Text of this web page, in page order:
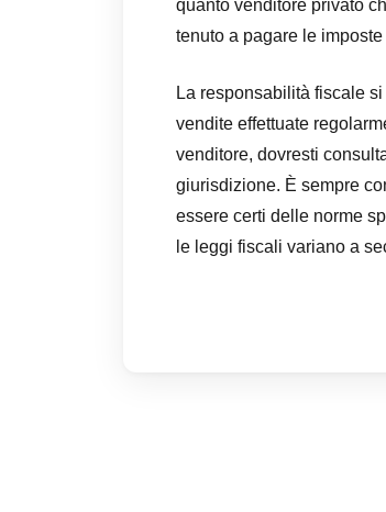
quanto venditore privato
tenuto a pagare le
La responsabilità fiscale
vendite effettuate
venditore, dovresti
giurisdizione. È sempre
essere certi delle norme
le leggi fiscali variano a